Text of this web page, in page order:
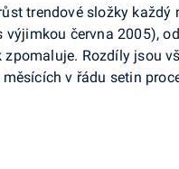
trendové složky každý
výjimkou června 2005),
zpomaluje. Rozdíly jsou
v řádu setin